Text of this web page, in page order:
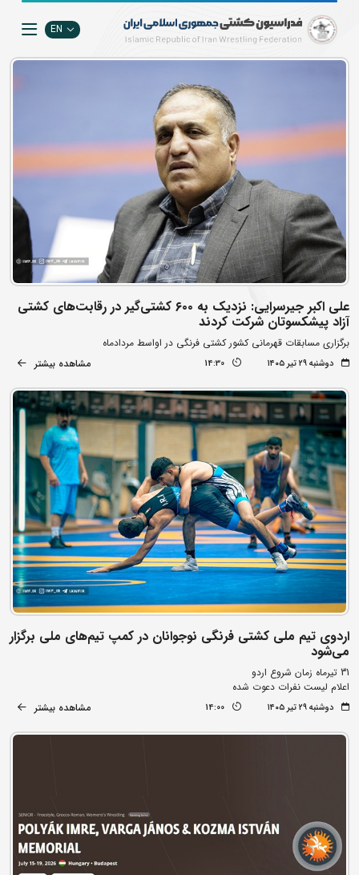
EN
علی اکبر جیرسرایی: نزدیک به ۶۰۰ کشتی‌گیر در رقابت‌های کشتی
آزاد پیشکسوتان شرکت کردند
برگزاری مسابقات قهرمانی کشور کشتی فرنگی در اواسط مردادماه
دوشنبه ۲۹ تیر ۱۴۰۵ 14:30 مشاهده بیشتر
اردوی تیم ملی کشتی فرنگی نوجوانان در کمپ تیم‌های ملی برگزار
می‌شود
31 تیرماه زمان شروع اردو
اعلام لیست نفرات دعوت شده
دوشنبه ۲۹ تیر ۱۴۰۵ 14:00 مشاهده بیشتر